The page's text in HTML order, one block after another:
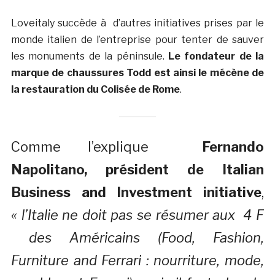
Loveitaly succède à d’autres initiatives prises par le
monde italien de l’entreprise pour tenter de sauver
les monuments de la péninsule. Le fondateur de la
marque de chaussures Todd est ainsi le mécène de
la restauration du Colisée de Rome.
Comme l’explique Fernando
Napolitano, président de Italian
Business and Investment initiative,
« l’Italie ne doit pas se résumer aux 4 F
des Américains (Food, Fashion,
Furniture and Ferrari : nourriture, mode,